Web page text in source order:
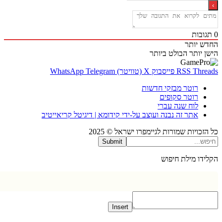
יותר
יותר הבולט ביותר
RSS פייסבוק X (טוויטר) WhatsApp Telegram
רוטר מבזקי חדשות
רוטר סקופים
לוח שנה עברי
אתר זה נבנה ועוצב על-ידי קידומא | דיגיטל קריאייטיב
שמורות לגיימפרו ישראל © 2025
Submit
מילת חיפוש
Insert